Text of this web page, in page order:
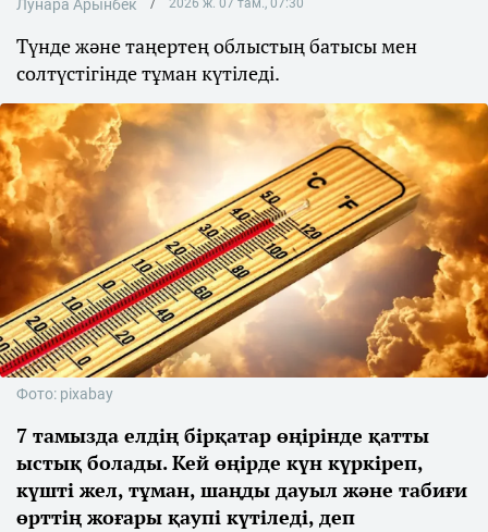
Лунара Арынбек 2026 ж. 07 там., 07:30
Түнде және таңертең облыстың батысы мен
солтүстігінде тұман күтіледі.
Фото: pixabay
7 тамызда елдің бірқатар өңірінде қатты
ыстық болады. Кей өңірде күн күркіреп,
күшті жел, тұман, шаңды дауыл және табиғи
өрттің жоғары қаупі күтіледі, деп